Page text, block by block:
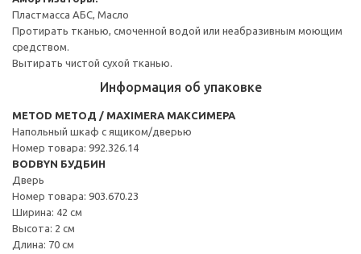
Пластмасса АБС, Масло
Протирать тканью, смоченной водой или неабразивным моющим
средством.
Вытирать чистой сухой тканью.
Информация об упаковке
METOD МЕТОД / MAXIMERA МАКСИМЕРА
Напольный шкаф с ящиком/дверью
Номер товара: 992.326.14
BODBYN БУДБИН
Дверь
Номер товара: 903.670.23
Ширина: 42 см
Высота: 2 см
Длина: 70 см